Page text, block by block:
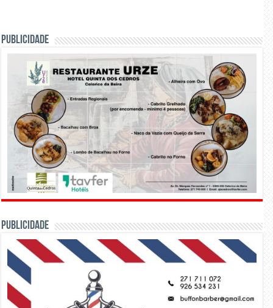
PUBLICIDADE
PUBLICIDADE